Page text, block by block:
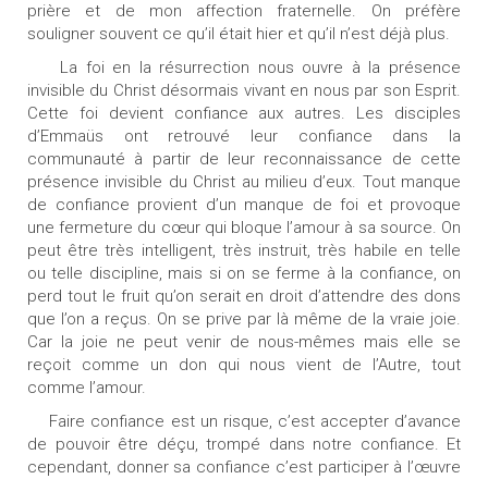
prière et de mon affection fraternelle. On préfère
souligner souvent ce qu’il était hier et qu’il n’est déjà plus.
La foi en la résurrection nous ouvre à la présence
invisible du Christ désormais vivant en nous par son Esprit.
Cette foi devient confiance aux autres. Les disciples
d’Emmaüs ont retrouvé leur confiance dans la
communauté à partir de leur reconnaissance de cette
présence invisible du Christ au milieu d’eux. Tout manque
de confiance provient d’un manque de foi et provoque
une fermeture du cœur qui bloque l’amour à sa source. On
peut être très intelligent, très instruit, très habile en telle
ou telle discipline, mais si on se ferme à la confiance, on
perd tout le fruit qu’on serait en droit d’attendre des dons
que l’on a reçus. On se prive par là même de la vraie joie.
Car la joie ne peut venir de nous-mêmes mais elle se
reçoit comme un don qui nous vient de l’Autre, tout
comme l’amour.
Faire confiance est un risque, c’est accepter d’avance
de pouvoir être déçu, trompé dans notre confiance. Et
cependant, donner sa confiance c’est participer à l’œuvre